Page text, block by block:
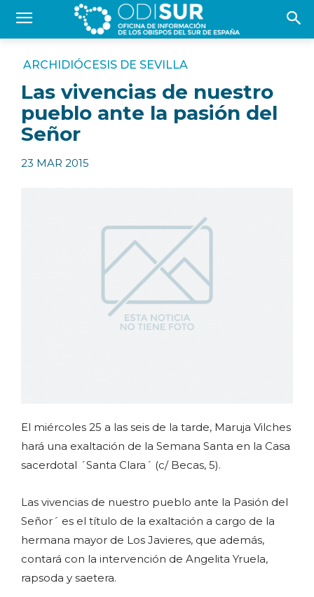
ARCHIDIÓCESIS DE SEVILLA
Las vivencias de nuestro
pueblo ante la pasión del
Señor
23 MAR 2015
El miércoles 25 a las seis de la tarde, Maruja Vilches
hará una exaltación de la Semana Santa en la Casa
sacerdotal ´Santa Clara´ (c/ Becas, 5).
Las vivencias de nuestro pueblo ante la Pasión del
Señor´ es el título de la exaltación a cargo de la
hermana mayor de Los Javieres, que además,
contará con la intervención de Angelita Yruela,
rapsoda y saetera.